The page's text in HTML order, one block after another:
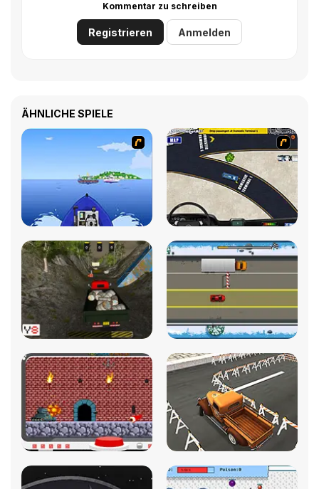
Kommentar zu schreiben
Registrieren Anmelden
ÄHNLICHE SPIELE